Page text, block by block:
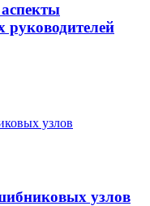
руководителей
узлов